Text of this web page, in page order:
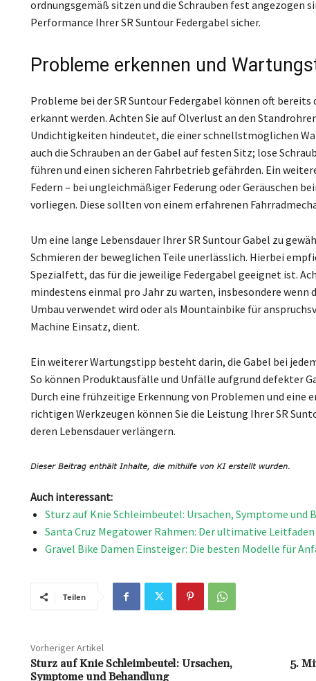
ordnungsgemäß sitzen und die Schrauben fest angezogen
Performance Ihrer SR Suntour Federgabel sicher.
Probleme erkennen und
Probleme bei der SR Suntour Federgabel können oft
erkannt werden. Achten Sie auf Ölverlust an den
Undichtigkeiten hindeutet, die einer schnellstmöglichen
auch die Schrauben an der Gabel auf festen Sitz; lose
führen und einen sicheren Fahrbetrieb gefährden. Ein
Federn – bei ungleichmäßiger Federung oder Geräuschen
vorliegen. Diese sollten von einem erfahrenen
Um eine lange Lebensdauer Ihrer SR Suntour Gabel zu
Schmieren der beweglichen Teile unerlässlich. Hierbei
Spezialfett, das für die jeweilige Federgabel geeignet ist.
mindestens einmal pro Jahr zu warten, insbesondere wenn
Umbau verwendet wird oder als Mountainbike für
Machine Einsatz, dient.
Ein weiterer Wartungstipp besteht darin, die Gabel bei
So können Produktausfälle und Unfälle aufgrund defekter
Durch eine frühzeitige Erkennung von Problemen und eine
richtigen Werkzeugen können Sie die Leistung Ihrer SR
deren Lebensdauer verlängern.
Auch interessant:
Sturz auf Knie Schleimbeutel: Ursachen, Symptome und
Santa Cruz Megatower Rahmen: Der ultimative
Gravel Bike Damen Einsteiger: Die besten Modelle für
Teilen
Vorheriger Artikel
Sturz auf Knie Schleimbeutel: Ursachen,
Symptome und Behandlung
5.